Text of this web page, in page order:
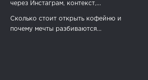
через Инстаграм, контекст,...
Сколько стоит открыть кофейню и
почему мечты разбиваются...